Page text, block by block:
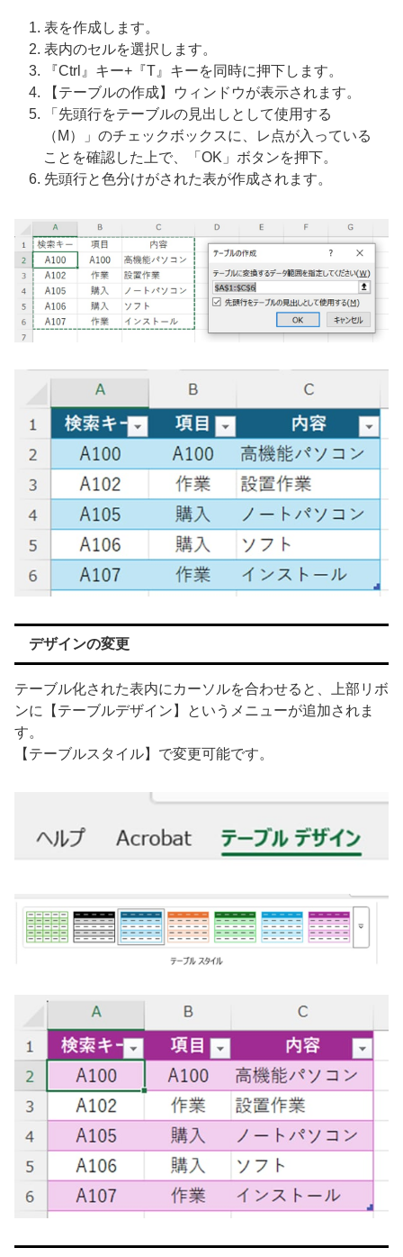
表を作成します。
表内のセルを選択します。
『Ctrl』キー+『T』キーを同時に押下します。
【テーブルの作成】ウィンドウが表示されます。
「先頭行をテーブルの見出しとして使用する
（M）」のチェックボックスに、レ点が入っている
ことを確認した上で、「OK」ボタンを押下。
先頭行と色分けがされた表が作成されます。
デザインの変更
テーブル化された表内にカーソルを合わせると、上部リボ
ンに【テーブルデザイン】というメニューが追加されま
す。
【テーブルスタイル】で変更可能です。